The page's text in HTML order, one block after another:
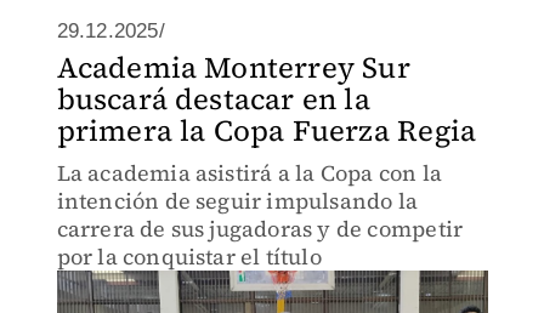
29.12.2025/
Academia Monterrey Sur
buscará destacar en la
primera la Copa Fuerza Regia
La academia asistirá a la Copa con la
intención de seguir impulsando la
carrera de sus jugadoras y de competir
por la conquistar el título